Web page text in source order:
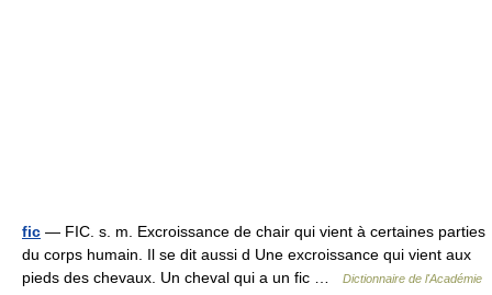
fic — FIC. s. m. Excroissance de chair qui vient à certaines parties
du corps humain. Il se dit aussi d Une excroissance qui vient aux
pieds des chevaux. Un cheval qui a un fic …
Dictionnaire de l'Académie